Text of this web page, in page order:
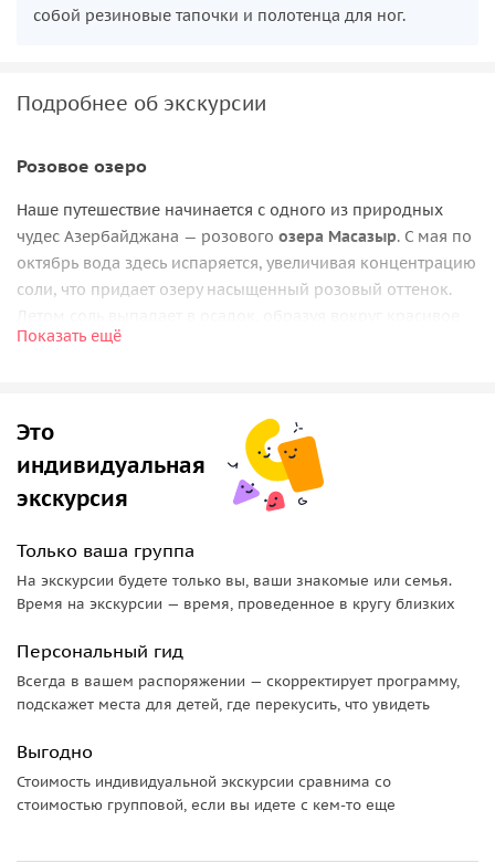
собой резиновые тапочки и полотенца для ног.
Подробнее об экскурсии
Розовое озеро
Наше путешествие начинается с одного из природных
чудес Азербайджана — розового озера Масазыр. С мая по
октябрь вода здесь испаряется, увеличивая концентрацию
соли, что придает озеру насыщенный розовый оттенок.
розово-белое поле. Прогулка по этой целебной воде
октября озеро наполняется дождевой водой, его цвет
тускнеет, и купание становится невозможным из-за
холода. В это время года мы просто останавливаемся у
дороги и любуемся озером со стороны.
Карамельные горы Хызы
Следующим пунктом вашего путешествия станутгоры
Хызы
, известные своими карамельно-красными
оттенками. Здесь вы почувствуете себя исследователями
время прогулки по горам вы найдёте интересные
с собой на память. Однако самым ценным сувениром
станут потрясающие фотографии на фоне этих
космических пейзажей.
Показать ещё
Это
индивидуальная
экскурсия
Только ваша группа
На экскурсии будете только вы, ваши знакомые или семья.
Время на экскурсии — время, проведенное в кругу близких
Персональный гид
Всегда в вашем распоряжении — скорректирует программу,
подскажет места для детей, где перекусить, что увидеть
Выгодно
Стоимость индивидуальной экскурсии сравнима со
стоимостью групповой, если вы идете с кем-то еще